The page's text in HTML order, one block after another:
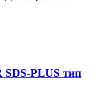
SDS-PLUS тип